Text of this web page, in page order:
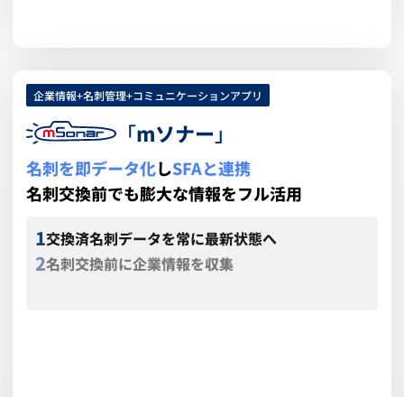
企業情報+名刺管理+コミュニケーションアプリ
「mソナー 」
名刺を即データ化しSFAと連携
名刺交換前でも膨大な情報をフル活用
交換済名刺データを常に最新状態へ
名刺交換前に企業情報を収集